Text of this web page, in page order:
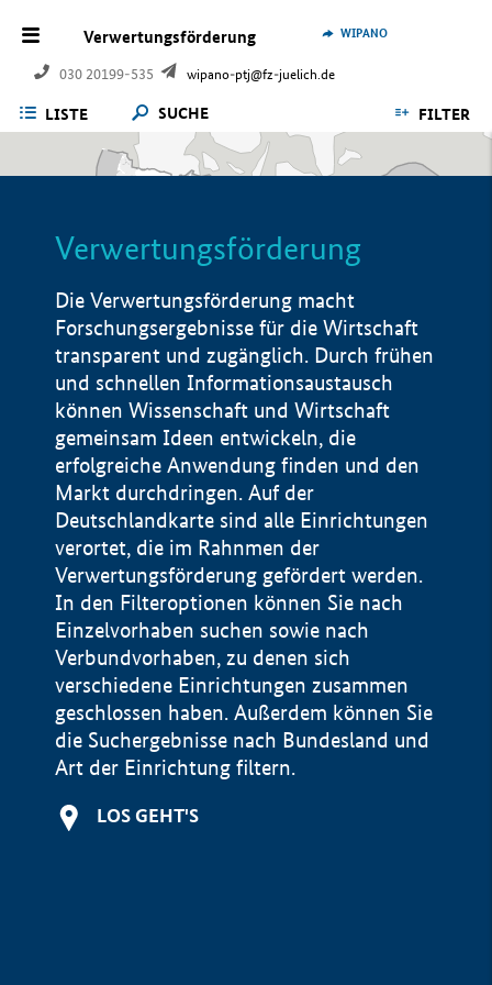
Verwertungsförderung
030 20199-535 wipano-ptj@fz-juelich.de
WIPANO
LISTE SUCHE FILTER
Verwertungsförderung
Die Verwertungsförderung macht
Forschungsergebnisse für die Wirtschaft
transparent und zugänglich. Durch frühen
und schnellen Informationsaustausch
können Wissenschaft und Wirtschaft
gemeinsam Ideen entwickeln, die
erfolgreiche Anwendung finden und den
Markt durchdringen. Auf der
Deutschlandkarte sind alle Einrichtungen
verortet, die im Rahnmen der
Verwertungsförderung gefördert werden.
In den Filteroptionen können Sie nach
Einzelvorhaben suchen sowie nach
Verbundvorhaben, zu denen sich
verschiedene Einrichtungen zusammen
geschlossen haben. Außerdem können Sie
die Suchergebnisse nach Bundesland und
Art der Einrichtung filtern.
LOS GEHT'S